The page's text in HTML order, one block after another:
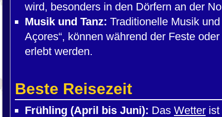
wird, besonders in den Dörfern an der
Musik und Tanz: Traditionelle Musik
Açores“, können während der Feste
erlebt werden.
Beste Reisezeit
Frühling (April bis Juni): Das Wetter